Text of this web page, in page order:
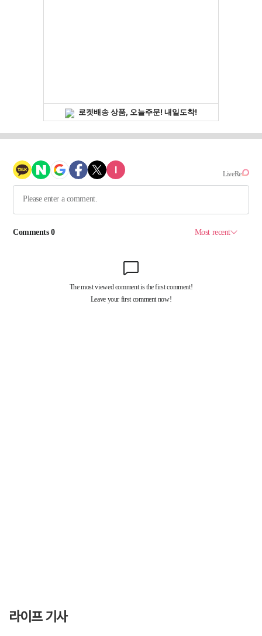
라이프 기사